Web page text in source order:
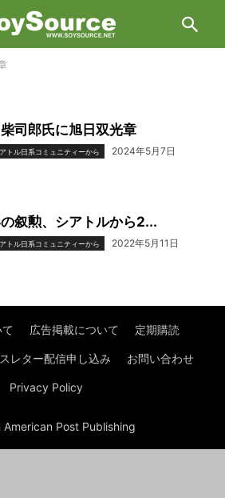
司郎氏に旭日双光章
トル日系コミュニティーから 2024年5月7日
叙勲、シアトルから2...
トル日系コミュニティーから 2022年5月11日
広告掲載について 定期購読
レター配信申し込み お問い合わせ
Privacy Policy
Post Publishing